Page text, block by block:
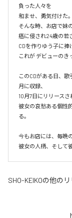
負った人々を
和ませ、勇気付けた。
そんな時、お店で妹
癌に侵され24歳の若
CDを作りゆう子に捧
これが デビューのき
このCDがある日、
月に収録、
10月7日にリリース
彼女の哀愁ある個性
る。
今もお店には、毎晩
彼女の人柄、そして
SHO-KEIKOの他のリ